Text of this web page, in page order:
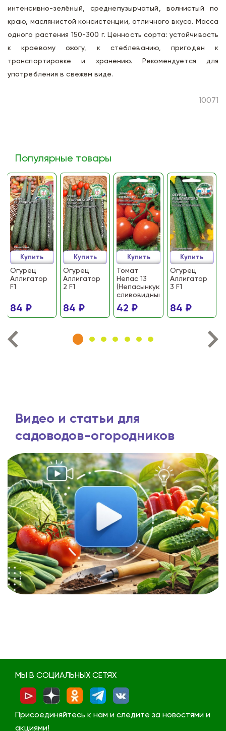
интенсивно-зелёный, среднепузырчатый, волнистый по
краю, маслянистой консистенции, отличного вкуса. Масса
одного растения 150-300 г. Ценность сорта: устойчивость
к краевому ожогу, к стеблеванию, пригоден к
транспортировке и хранению. Рекомендуется для
употребления в свежем виде.
10071
Популярные товары
Огурец
Аллигатор
F1
84 ₽
Купить
Огурец
Аллигатор
2 F1
84 ₽
Купить
Томат
Непас 13
(Непасынкующийся
сливовидный)
42 ₽
Купить
Огурец
Аллигатор
3 F1
84 ₽
Купить
Видео и статьи для
садоводов-огородников
МЫ В СОЦИАЛЬНЫХ СЕТЯХ
Присоединяйтесь к нам и следите за новостями и
акциями!